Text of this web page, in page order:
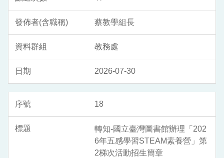
蔡教學組長
教務處
2026-07-30
18
轉知-國立臺灣圖書館辦理「202
6年五感學習STEAM素養營」第
2梯次活動招生簡章